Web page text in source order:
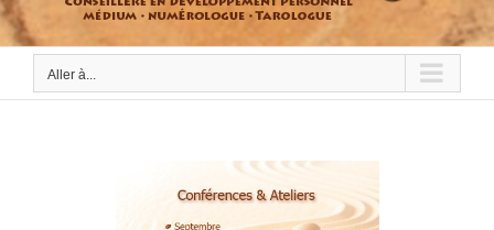
Aller à...